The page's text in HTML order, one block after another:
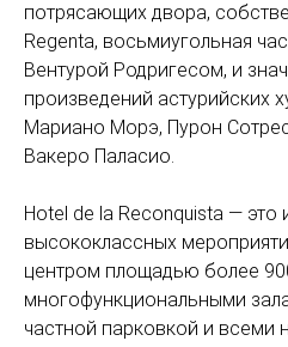
потрясающих двора,
Regenta, восьмиугольная
Вентурой Родригесом, и
произведений астурийских
Мариано Морэ, Пурон
Вакеро Паласио.
Hotel de la Reconquista — это
высококлассных
центром площадью более
многофункциональными
частной парковкой и всеми